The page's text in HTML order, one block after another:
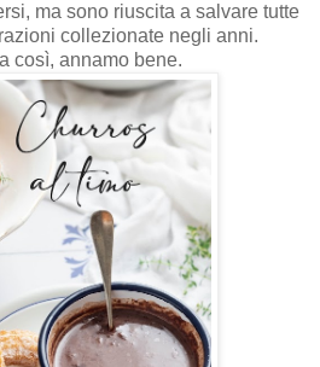
ma sono riuscita a salvare tutte
collezionate negli anni.
così, annamo bene.